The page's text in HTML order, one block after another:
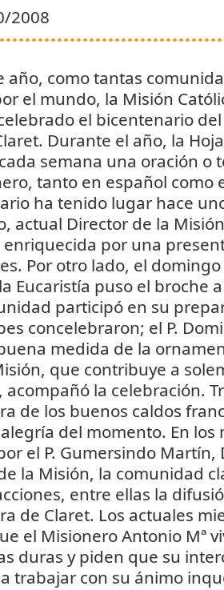
2008
año, como tantas
el mundo, la Misión
el bicentenario
Durante el año, la
semana una oración o
tanto en español como
ha tenido lugar hace
actual Director de la
por una
Por otro lado, el
Eucaristía puso el broche
participó en su
concelebraron; el P.
medida de la
que contribuye a
la celebración.
de los buenos caldos
del momento. En los
el P. Gumersindo Martín,
la Misión, la comunidad
entre ellas la
de Claret. Los actuales
el Misionero Antonio Mª
duras y piden que su
trabajar con su ánimo